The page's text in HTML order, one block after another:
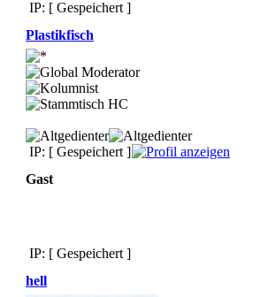
IP: [ Gespeichert ]
Plastikfisch
IP: [ Gespeichert ]
Gast
IP: [ Gespeichert ]
hell